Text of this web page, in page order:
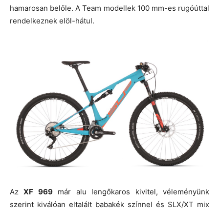
hamarosan belőle. A Team modellek 100 mm-es rugóúttal
rendelkeznek elöl-hátul.
AzXF 969már alu lengőkaros kivitel, véleményünk
szerint kiválóan eltalált babakék színnel és SLX/XT mix